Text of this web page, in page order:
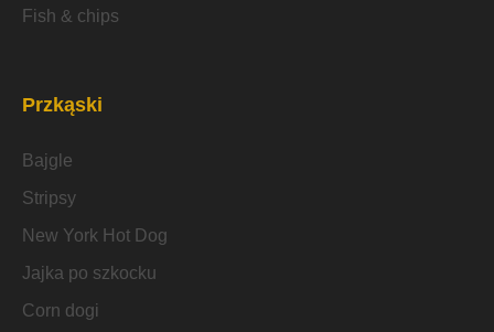
Fish & chips
Przkąski
Bajgle
Stripsy
New York Hot Dog
Jajka po szkocku
Corn dogi